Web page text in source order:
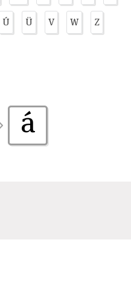
Ú Ü V W Z
á